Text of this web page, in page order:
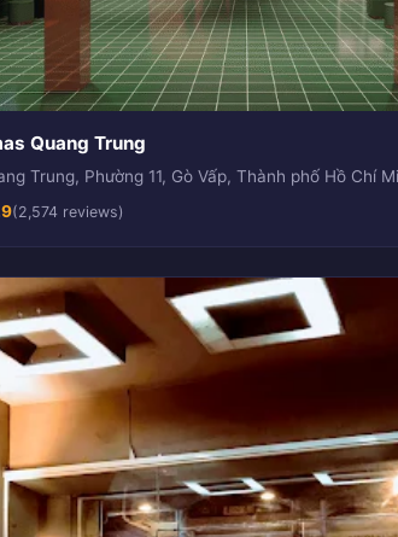
Quang Trung
Trung, Phường 11, Gò Vấp, Thành phố Hồ Chí
(2,574 reviews)